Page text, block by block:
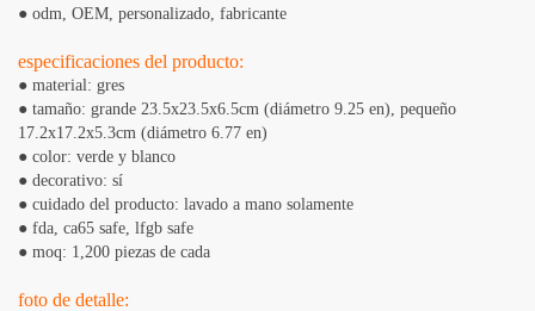
● odm, OEM, personalizado, fabricante
especificaciones del producto:
● material: gres
● tamaño: grande 23.5x23.5x6.5cm (diámetro 9.25 en), pequeño
17.2x17.2x5.3cm (diámetro 6.77 en)
● color: verde y blanco
● decorativo: sí
● cuidado del producto: lavado a mano solamente
● fda, ​​ca65 safe, lfgb safe
● moq: 1,200 piezas de cada
foto de detalle: